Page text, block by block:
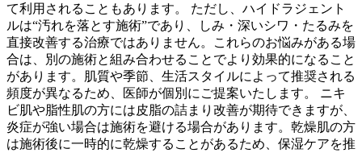
て利用されることもあります。 ただし、ハイドラジェント
ルは“汚れを落とす施術”であり、しみ・深いシワ・たるみを
直接改善する治療ではありません。これらのお悩みがある場
合は、別の施術と組み合わせることでより効果的になること
があります。肌質や季節、生活スタイルによって推奨される
頻度が異なるため、医師が個別にご提案いたします。 ニキ
ビ肌や脂性肌の方には皮脂の詰まり改善が期待できますが、
炎症が強い場合は施術を避ける場合があります。乾燥肌の方
は施術後に一時的に乾燥することがあるため、保湿ケアを推